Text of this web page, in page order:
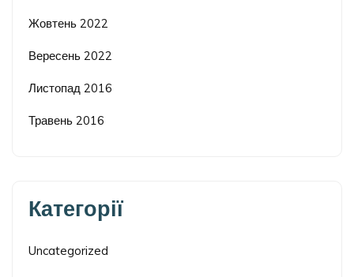
Жовтень 2022
Вересень 2022
Листопад 2016
Травень 2016
Категорії
Uncategorized